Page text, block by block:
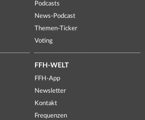
Podcasts
News-Podcast
Themen-Ticker
Voting
FFH-WELT
FFH-App
Newsletter
Kontakt
Frequenzen